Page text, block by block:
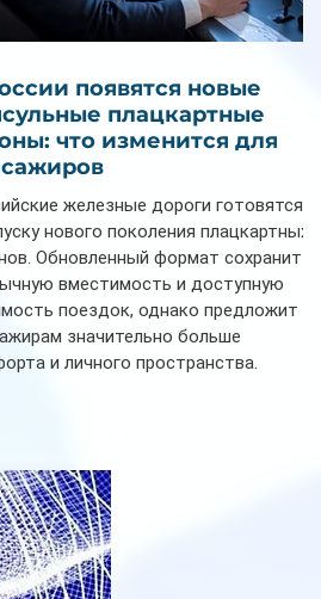
появятся новые
плацкартные
что изменится для
железные дороги готовятся
нового поколения плацкартных
Обновленный формат сохранит
вместимость и доступную
поездок, однако предложит
значительно больше
и личного пространства.
шторки у каждого
места. Они позволят
закрыть свою полку во
сна или отдыха, создав ощуще